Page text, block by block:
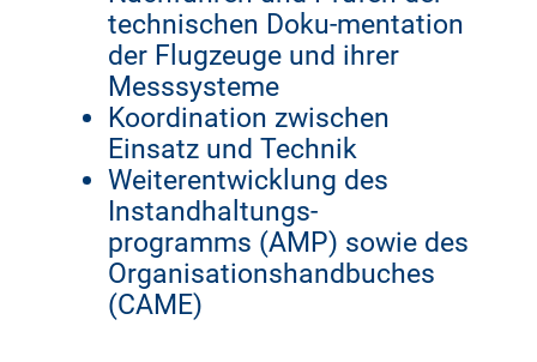
technischen Doku-mentation
der Flugzeuge und ihrer
Messsysteme
Koordination zwischen
Einsatz und Technik
Weiterentwicklung des
Instandhaltungs-
programms (AMP) sowie des
Organisationshandbuches
(CAME)